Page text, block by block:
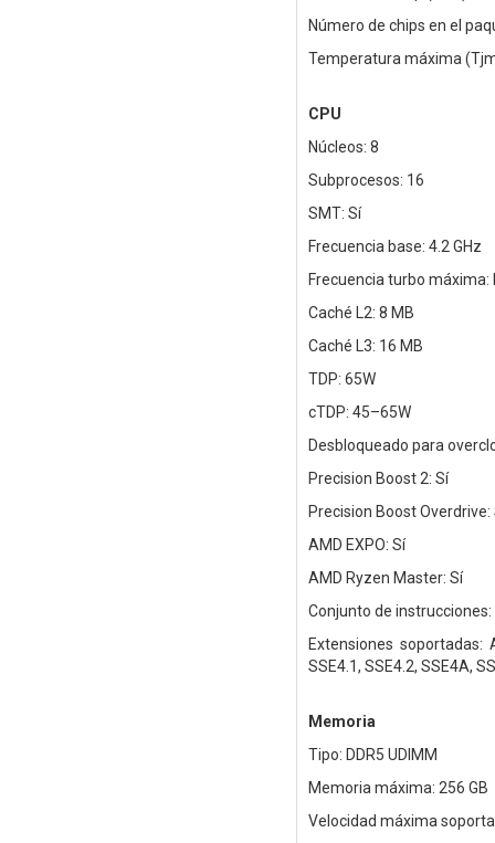
Número de chips en el
Temperatura máxima
CPU
Núcleos: 8
Subprocesos: 16
SMT: Sí
Frecuencia base: 4.2 GHz
Frecuencia turbo máxima:
Caché L2: 8 MB
Caché L3: 16 MB
TDP: 65W
cTDP: 45–65W
Desbloqueado para
Precision Boost 2: Sí
Precision Boost Overdrive:
AMD EXPO: Sí
AMD Ryzen Master: Sí
Conjunto de instrucciones:
Extensiones soportadas:
SSE4.1, SSE4.2, SSE4A,
Memoria
Tipo: DDR5 UDIMM
Memoria máxima: 256 GB
Velocidad máxima